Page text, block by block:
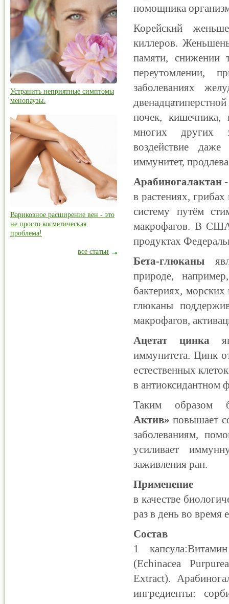
помощника
Корейский
киллеров.
памяти, снижении
переутомлении,
заболеваниях
почек, кишечника,
многих других
воздействие
иммунитет,
Арабиногалактан
в растениях,
систему путём
макрофагов. В США
продуктах
Бета-глюканы
природе,
бактериях,
глюканы
макрофагов,
Ацетат цинка
иммунитета. Цинк
естественных
в антиоксидантном
Таким образом
Актив» повышает
заболеваниям,
усиливает
заживления ран.
Применение
в качестве
раз в день во время
Состав
1
(Echinacea
Extract).
ингредиенты:
Устранить неприятные симптомы
менопаузы.
Варикозное расширение вен - это
не просто косметическая
проблема!
все статьи